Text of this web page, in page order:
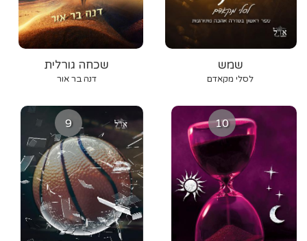
שכחה גורלית
דנה בר אור
שמש
לסלי מקאדם
9 10